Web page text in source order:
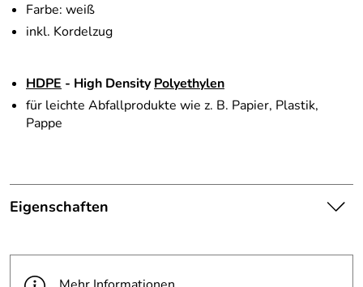
Farbe: weiß
inkl. Kordelzug
HDPE - High Density Polyethylen
für leichte Abfallprodukte wie z. B. Papier, Plastik,
Pappe
Eigenschaften
Hinweis
stellt keine verbindliche